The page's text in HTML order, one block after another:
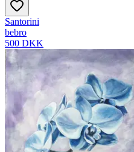
Santorini
bebro
500 DKK